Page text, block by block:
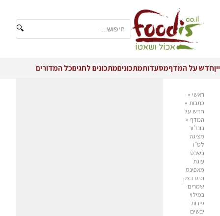
🔍
ייןחדש על המדףמסעדותמתכוניםמתכונים לחגיםכל המדורים
ראשי »
כתבות »
חדש על
המדף »
בונז'ור
מציגה
לט"ו
בשבט
עוגת
מאפינס
וכיס בצק
שמרים
במילוי
פירות
יבשים